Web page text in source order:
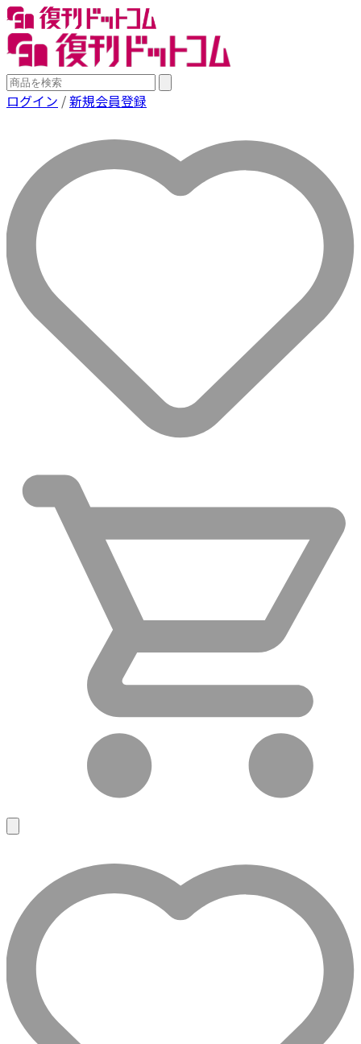
ログイン /新規会員登録